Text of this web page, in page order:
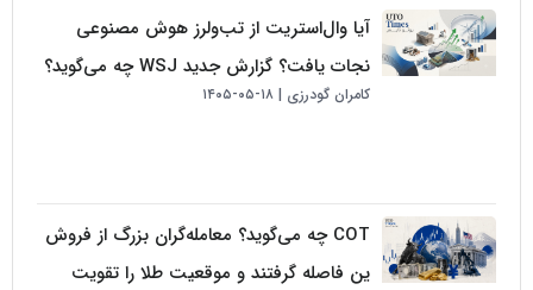
آیا وال‌استریت از تب‌ولرز هوش مصنوعی
نجات یافت؟ گزارش جدید WSJ چه می‌گوید؟
کامران گودرزی ۱۸-۰۵-۱۴۰۵
COT چه می‌گوید؟ معامله‌گران بزرگ از فروش
ین فاصله گرفتند و موقعیت طلا را تقویت